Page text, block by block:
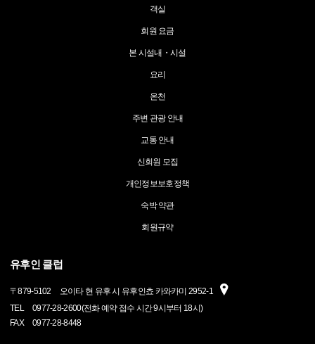
객실
회원 요금
본 시설내・시설
요리
온천
주변 관광 안내
교통 안내
신회원 모집
개인정보보호정책
숙박 약관
회원규약
유후인 클럽
〒879-5102
오이타 현 유후 시 유후인쵸 카와카미 2952-1
TEL
0977-28-2600(전화 예약 접수 시간 9시부터 18시)
FAX
0977-28-8448